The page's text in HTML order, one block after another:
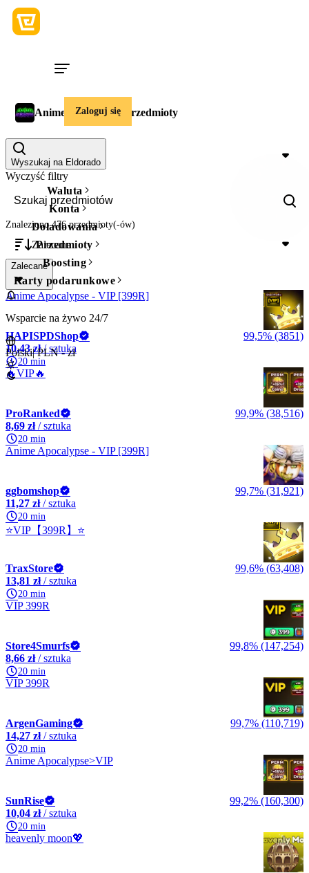
Zaloguj się
Wyszukaj na Eldorado
Waluta
Konta
Doładowania
Przedmioty
Boosting
Karty podarunkowe
Wsparcie na żywo 24/7
Polski|PLN - zł
Anime Apocalypse Przedmioty
Cena
Wyczyść filtry
Znaleziono 476 przedmioty(-ów)
Zalecane
Zalecane
Anime Apocalypse - VIP [399R]
HAPISPDShop
99,5% (3851)
10,43 zł/ sztuka
20 min
🔥VIP🔥
ProRanked
99,9% (38,516)
8,69 zł/ sztuka
20 min
Anime Apocalypse - VIP [399R]
ggbomshop
99,7% (31,921)
11,27 zł/ sztuka
20 min
⭐VIP【399R】⭐
TraxStore
99,6% (63,408)
13,81 zł/ sztuka
20 min
VIP 399R
Store4Smurfs
99,8% (147,254)
8,66 zł/ sztuka
20 min
VIP 399R
ArgenGaming
99,7% (110,719)
14,27 zł/ sztuka
20 min
Anime Apocalypse>VIP
SunRise
99,2% (160,300)
10,04 zł/ sztuka
20 min
heavenly moon💖